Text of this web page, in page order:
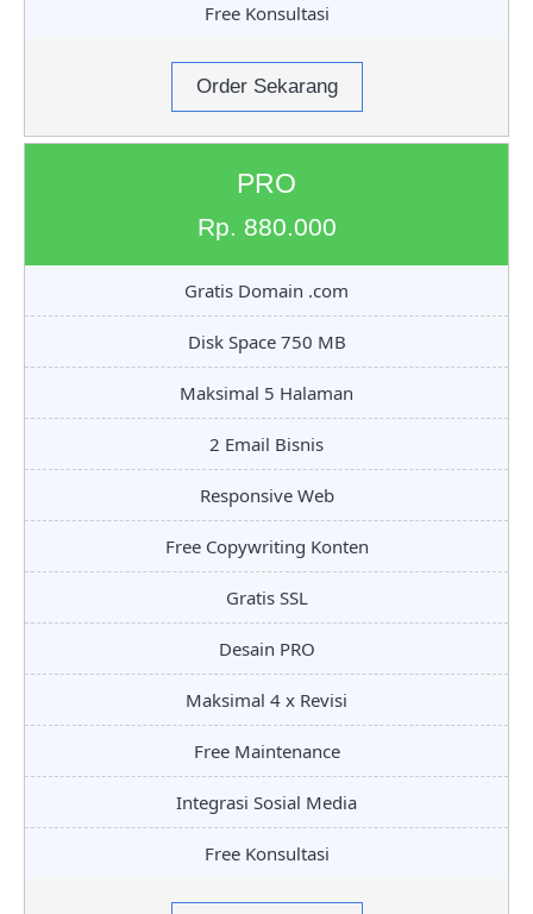
Free Konsultasi
Order Sekarang
PRO
Rp. 880.000
Gratis Domain .com
Disk Space 750 MB
Maksimal 5 Halaman
2 Email Bisnis
Responsive Web
Free Copywriting Konten
Gratis SSL
Desain PRO
Maksimal 4 x Revisi
Free Maintenance
Integrasi Sosial Media
Free Konsultasi